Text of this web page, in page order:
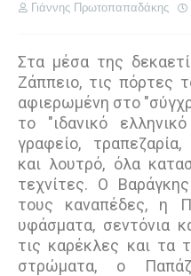
Γιάννης Πρωτοπαπαδάκης
Στα μέσα της
Ζάππειο, τις πόρτες
αφιερωμένη στο
το "ιδανικό
γραφείο,
και λουτρό, όλα
τεχνίτες. Ο
τους καναπέδες, η
υφάσματα, σεντόνια
τις καρέκλες και τα
στρώματα, ο